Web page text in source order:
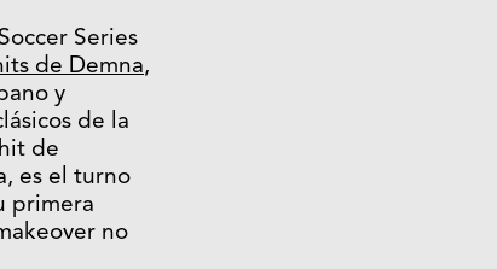
Series
de Demna,
y
de la
de
es el turno
primera
no